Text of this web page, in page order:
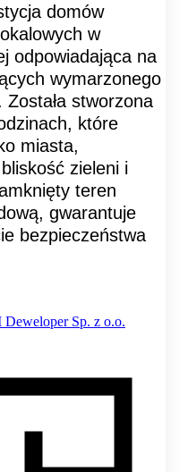
domów
w
odpowiadająca na
wymarzonego
stworzona
które
miasta,
zieleni i
teren
gwarantuje
bezpieczeństwa
Sp. z o.o.